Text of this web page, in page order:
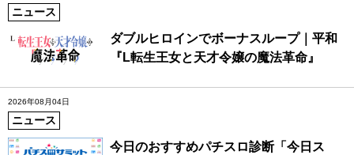
ニュース
ダブルヒロインでボーナスループ｜平和
『L転生王女と天才令嬢の魔法革命』
2026年08月04日
ニュース
今日のおすすめパチスロ診断「今日ス